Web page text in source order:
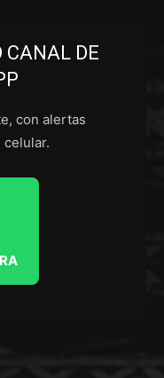
CANAL DE
con alertas